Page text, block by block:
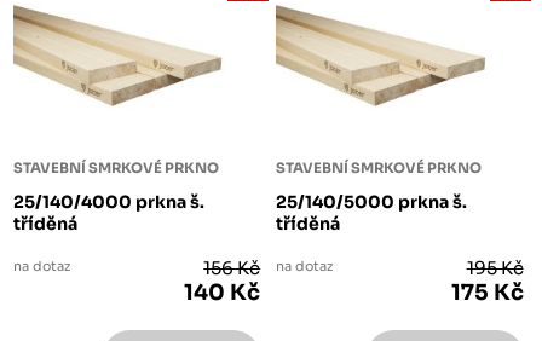
STAVEBNÍ SMRKOVÉ PRKNO
25/140/4000 prkna š.
tříděná
na dotaz 156 Kč
140 Kč
STAVEBNÍ SMRKOVÉ PRKNO
25/140/5000 prkna š.
tříděná
na dotaz 195 Kč
175 Kč